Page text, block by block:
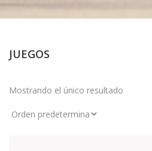
JUEGOS
Mostrando el único resultado